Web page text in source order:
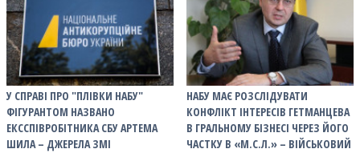
У СПРАВІ ПРО "ПЛІВКИ НАБУ"
ФІГУРАНТОМ НАЗВАНО
ЕКССПІВРОБІТНИКА СБУ АРТЕМА
ШИЛА – ДЖЕРЕЛА ЗМІ
НАБУ МАЄ РОЗСЛІДУВАТИ
КОНФЛІКТ ІНТЕРЕСІВ ГЕТМАНЦЕВА
В ГРАЛЬНОМУ БІЗНЕСІ ЧЕРЕЗ ЙОГО
ЧАСТКУ В «М.С.Л.» – ВІЙСЬКОВИЙ